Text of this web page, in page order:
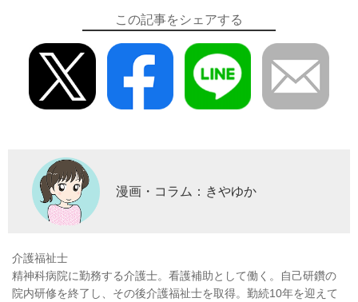
この記事をシェアする
漫画・コラム：きやゆか
介護福祉士
精神科病院に勤務する介護士。看護補助として働く。自己研鑽の
院内研修を終了し、その後介護福祉士を取得。勤続10年を迎えて